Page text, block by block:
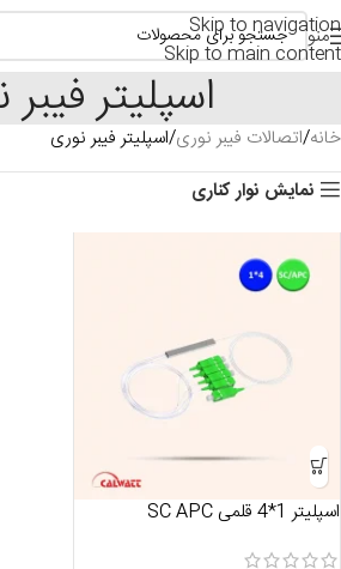
Skip to navigation
Skip to main content
منو
اسپلیتر
خانه اتصالات فیبر نوری اسپلیتر فیبر نوری
نمایش نوار کناری
اسپلیتر 1*4 قلمی SC APC